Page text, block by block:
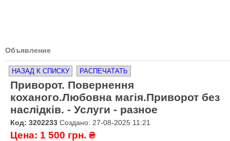
Объявление
НАЗАД К СПИСКУ РАСПЕЧАТАТЬ
Приворот. Повернення
коханого.Любовна магія.Приворот без
наслідків. - Услуги - разное
Код: 3202233 Создано: 27-08-2025 11:21
Цена: 1 500 грн. ₴